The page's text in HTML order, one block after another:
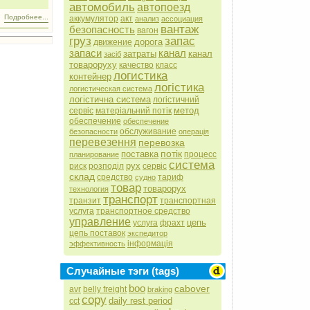
Подробнее...
автомобиль автопоезд
аккумулятор акт анализ ассоциация
безопасность вагон вантаж
груз движение дорога запас
запаси засіб затраты канал канал
товароруху качество класс
контейнер логистика
логистическая система логістика
логістична система логістичний
сервіс матеріальний потік метод
обеспечение обеспечение
безопасности обслуживание операція
перевезення перевозка
планирование поставка потік процесс
риск розподіл рух сервіс система
склад средство судно тариф
технология товар товарорух
транзит транспорт транспортная
услуга транспортное средство
управление услуга фрахт цепь
цепь поставок экспедитор
эффективность інформація
Случайные тэги (tags)
avr belly freight boo braking cabover
cct copy daily rest period